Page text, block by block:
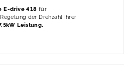
E-drive 418 für
der Drehzahl Ihrer
Leistung.